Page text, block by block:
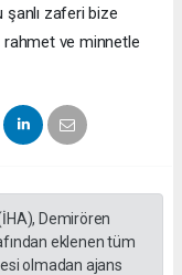
şanlı zaferi bize
rahmet ve minnetle
Demirören
eklenen tüm
olmadan ajans